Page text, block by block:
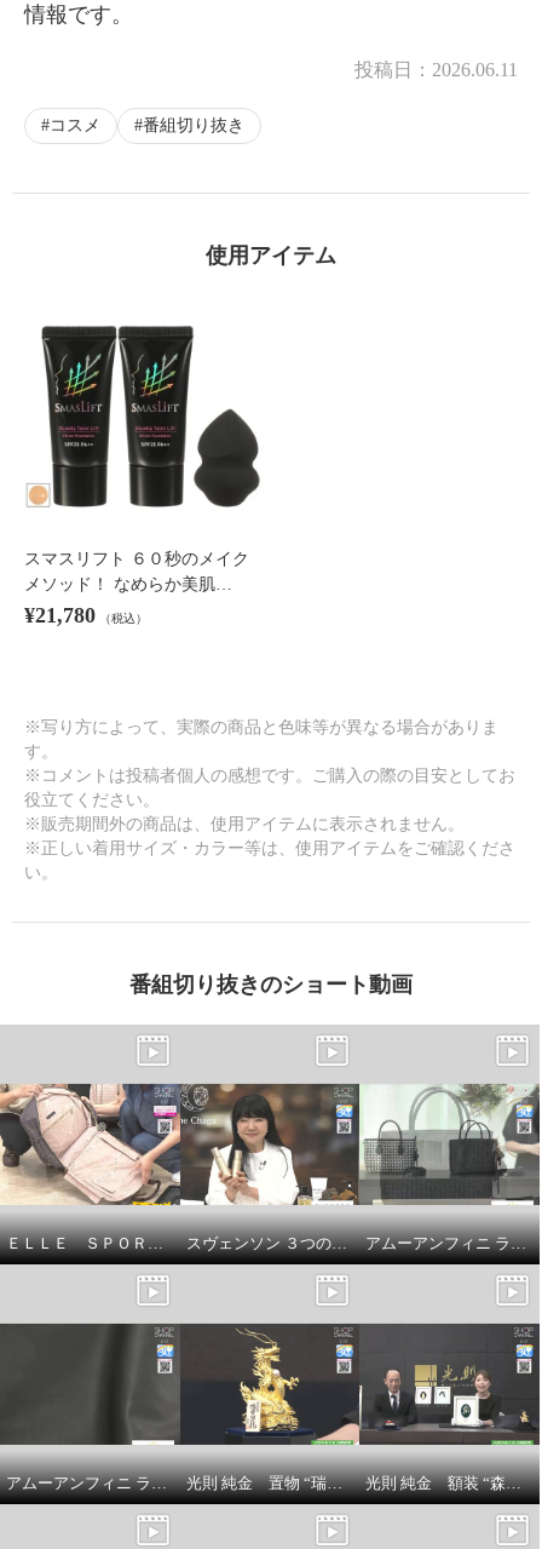
スマスリフト ６０秒のメイクメ
ソッド！ なめらか美肌を演出 １
品８役美容液ファンデ ウルセラ
タンリフト２本＆ 専用スポンジ
情報です。
投稿日： 2026.06.11
コスメ 番組切り抜き
使用アイテム
スマスリフト ６０秒のメイク
メソッド！ なめらか美肌…
¥21,780 （税込）
※写り方によって、実際の商品と色味等が異なる場合がありま
す。
※コメントは投稿者個人の感想です。ご購入の際の目安としてお
役立てください。
※販売期間外の商品は、使用アイテムに表示されません。
※正しい着用サイズ・カラー等は、使用アイテムをご確認くださ
い。
番組切り抜きのショート動画
ＥＬＬＥ ＳＰＯＲＴ はっ水 取り外してリュックになる キューブ柄 キャリーカート スヴェンソン ３つの有効成分配合 育毛、薄毛、脱毛の予防！ ザ・チャーガ薬用育毛剤 ２本スペシャルセット アムーアンフィニ ラムスキンメッシュ ２ウェイトートバッグ
アムーアンフィニ ラムスキンキルティング ボディバッグ 光則 純金 置物 “瑞雲昇龍” ＜５５ｇ＞ 光則 純金 額装 “森の神様”